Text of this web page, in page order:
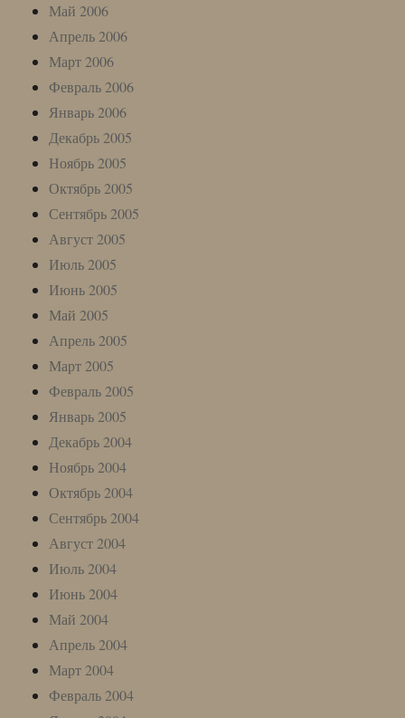
Май 2006
Апрель 2006
Март 2006
Февраль 2006
Январь 2006
Декабрь 2005
Ноябрь 2005
Октябрь 2005
Сентябрь 2005
Август 2005
Июль 2005
Июнь 2005
Май 2005
Апрель 2005
Март 2005
Февраль 2005
Январь 2005
Декабрь 2004
Ноябрь 2004
Октябрь 2004
Сентябрь 2004
Август 2004
Июль 2004
Июнь 2004
Май 2004
Апрель 2004
Март 2004
Февраль 2004